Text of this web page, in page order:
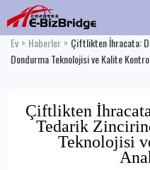
Ev > Haberler > Çiftlikten İhracata:
Dondurma Teknolojisi ve Kalite
Çiftlikten
Tedarik
Teknolojisi